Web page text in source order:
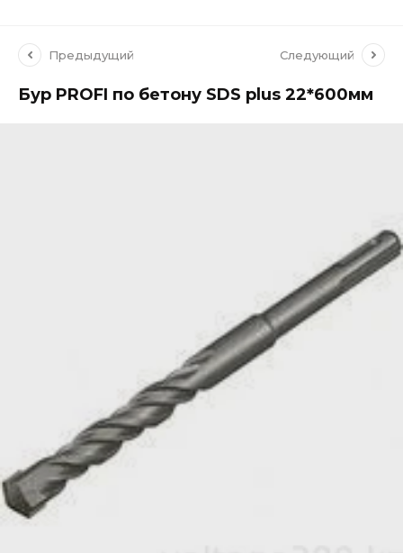
Предыдущий Следующий
Бур PROFI по бетону SDS plus 22*600мм